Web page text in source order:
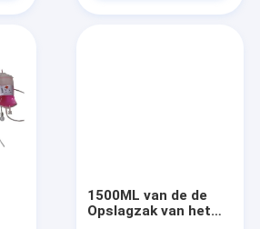
1500ML van de de
Opslagzak van het